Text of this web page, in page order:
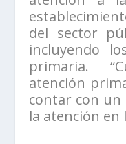
del sector
incluyendo
primaria.
atención
contar con un
la atención en